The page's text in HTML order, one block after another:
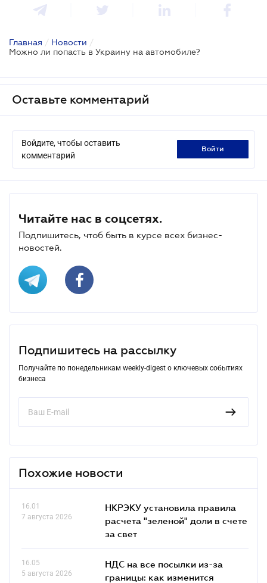
Главная / Новости /
Можно ли попасть в Украину на автомобиле?
Оставьте комментарий
Войдите, чтобы оставить
комментарий
войти
Читайте нас в соцсетях.
Подпишитесь, чтоб быть в курсе всех бизнес-
новостей.
Подпишитесь на рассылку
Получайте по понедельникам weekly-digest о ключевых событиях
бизнеса
Похожие новости
16.01
7 августа 2026
НКРЭКУ установила правила
расчета "зеленой" доли в счете
за свет
16.05
5 августа 2026
НДС на все посылки из-за
границы: как изменится